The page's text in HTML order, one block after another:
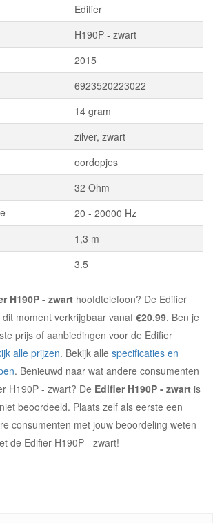
Edifier
H190P - zwart
2015
6923520223022
14 gram
zilver, zwart
oordopjes
32 Ohm
20 - 20000 Hz
1,3 m
3.5
H190P - zwart hoofdtelefoon? De Edifier
moment verkrijgbaar vanaf €20.99. Ben je
prijs of aanbiedingen voor de Edifier
alle prijzen. Bekijk alle specificaties en
. Benieuwd naar wat andere consumenten
H190P - zwart? De Edifier H190P - zwart is
beoordeeld. Plaats zelf als eerste een
consumenten met jouw beoordeling weten
de Edifier H190P - zwart!